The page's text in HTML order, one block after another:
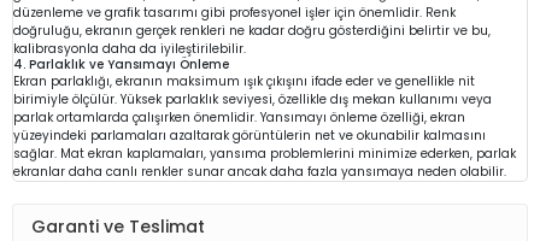
düzenleme ve grafik tasarımı gibi profesyonel işler için önemlidir. Renk
doğruluğu, ekranın gerçek renkleri ne kadar doğru gösterdiğini belirtir ve bu,
kalibrasyonla daha da iyileştirilebilir.
4. Parlaklık ve Yansımayı Önleme
Ekran parlaklığı, ekranın maksimum ışık çıkışını ifade eder ve genellikle nit
birimiyle ölçülür. Yüksek parlaklık seviyesi, özellikle dış mekan kullanımı veya
parlak ortamlarda çalışırken önemlidir. Yansımayı önleme özelliği, ekran
yüzeyindeki parlamaları azaltarak görüntülerin net ve okunabilir kalmasını
sağlar. Mat ekran kaplamaları, yansıma problemlerini minimize ederken, parlak
ekranlar daha canlı renkler sunar ancak daha fazla yansımaya neden olabilir.
Garanti ve Teslimat